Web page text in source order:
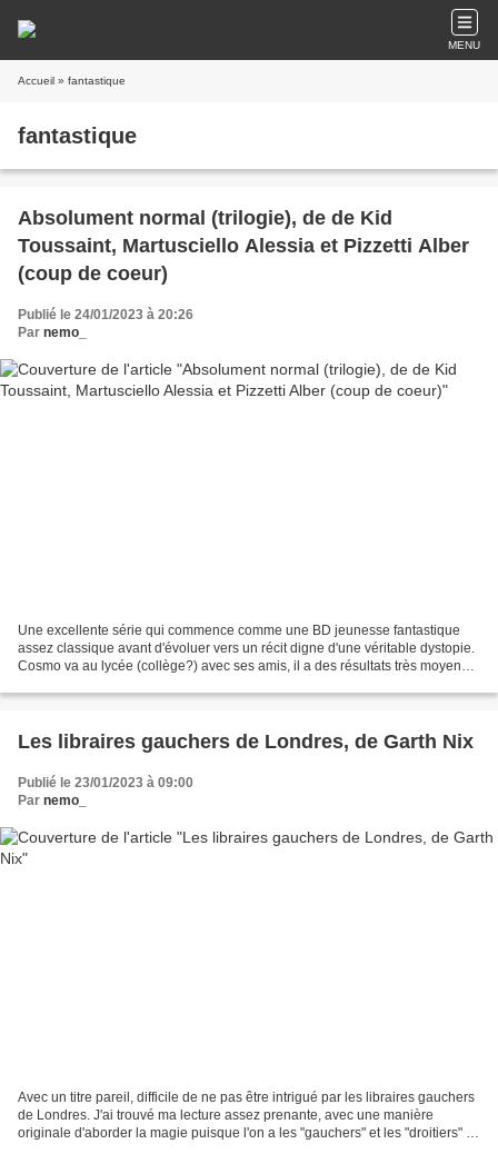
MENU
Accueil » fantastique
fantastique
Absolument normal (trilogie), de de Kid
Toussaint, Martusciello Alessia et Pizzetti Alber
(coup de coeur)
Publié le 24/01/2023 à 20:26
Par nemo_
Une excellente série qui commence comme une BD jeunesse fantastique
assez classique avant d'évoluer vers un récit digne d'une véritable dystopie.
Cosmo va au lycée (collège?) avec ses amis, il a des résultats très moyens
Les libraires gauchers de Londres, de Garth Nix
Publié le 23/01/2023 à 09:00
Par nemo_
Avec un titre pareil, difficile de ne pas être intrigué par les libraires gauchers
de Londres. J'ai trouvé ma lecture assez prenante, avec une manière
originale d'aborder la magie puisque l'on a les "gauchers" et les "droitiers" et